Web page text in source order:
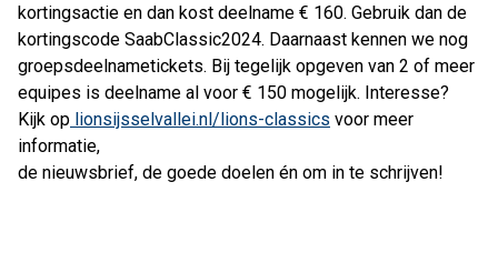
kortingsactie en dan kost deelname € 160. Gebruik dan de
kortingscode SaabClassic2024. Daarnaast kennen we nog
groepsdeelnametickets. Bij tegelijk opgeven van 2 of meer
equipes is deelname al voor € 150 mogelijk. Interesse?
Kijk op lionsijsselvallei.nl/lions-classics voor meer
informatie,
de nieuwsbrief, de goede doelen én om in te schrijven!